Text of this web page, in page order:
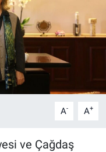
A- A+
ve Çağdaş